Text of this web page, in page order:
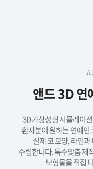
앤드 3D 연
3D 가상성형 시뮬레이
환자분이 원하는 연예인
실제 코 모양,라인과
수립합니다. 특수맞춤 제
보형물을 직접